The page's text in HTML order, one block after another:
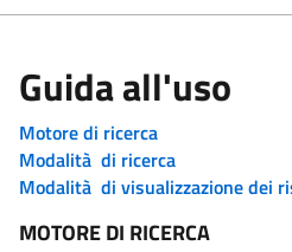
Guida all'uso
Motore di ricerca
Modalità di ricerca
Modalità di visualizzazione dei
MOTORE DI RICERCA